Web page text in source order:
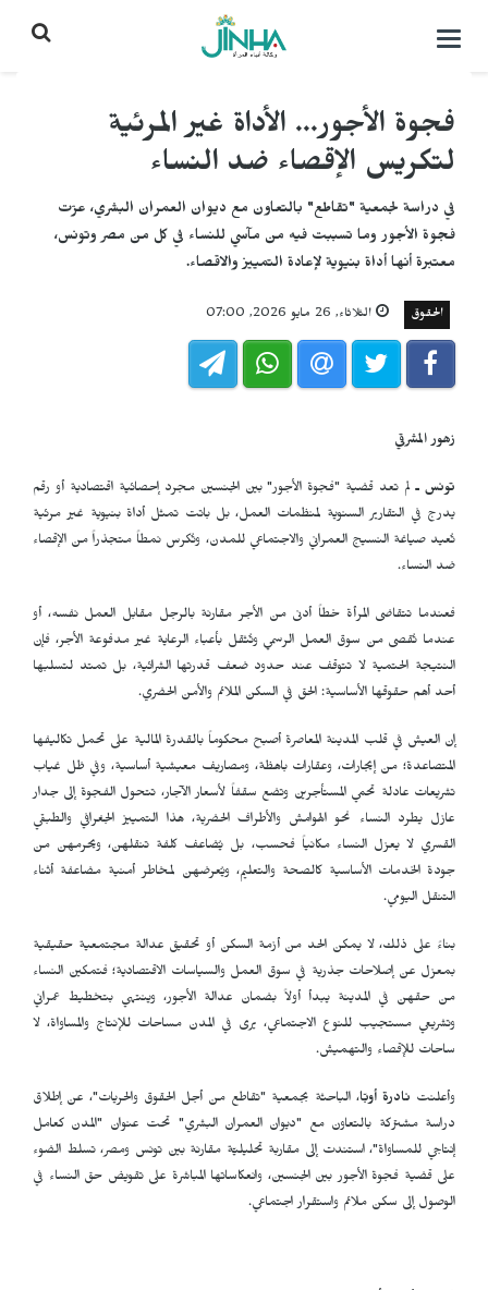
التحكم
فجوة الأجور... الأداة غير المرئية
لتكريس الإقصاء ضد النساء
في دراسة لجمعية "تقاطع" بالتعاون مع ديوان العمران البشري، عرّت
فجوة الأجور وما تسببت فيه من مآسي للنساء في كل من مصر وتونس،
معتبرة أنها أداة بنيوية لإعادة التمييز والاقصاء.
الحقوق الثلاثاء, 26 مايو 2026, 07:00
زهور المشرقي
تونس ـلم تعد قضية "فجوة الأجور" بين الجنسين مجرد إحصائية اقتصادية أو رقم
يدرج في التقارير السنوية لمنظمات العمل، بل باتت تمثل أداة بنيوية غير مرئية
تُعيد صياغة النسيج العمراني والاجتماعي للمدن، وتُكرس نمطاً متجذراً من الإقصاء
ضد النساء.
فعندما تتقاضى المرأة خطاً أدنى من الأجر مقارنة بالرجل مقابل العمل نفسه، أو
عندما تُقصى من سوق العمل الرسمي وتُثقل بأعباء الرعاية غير مدفوعة الأجر، فإن
النتيجة الحتمية لا تتوقف عند حدود ضعف قدرتها الشرائية، بل تمتد لتسلبها
أحد أهم حقوقها الأساسية: الحق في السكن الملائم والأمن الحضري.
إن العيش في قلب المدينة المعاصرة أصبح محكوماً بالقدرة المالية على تحمل تكاليفها
المتصاعدة؛ من إيجارات، وعقارات باهظة، ومصاريف معيشية أساسية، وفي ظل غياب
تشريعات عادلة تحمي المستأجرين وتضع سقفاً لأسعار الآجار، تتحول الفجوة إلى جدار
عازل يطرد النساء نحو الهوامش والأطراف الحضرية، هذا التمييز الجغرافي والطبقي
القسري لا يعزل النساء مكانياً فحسب، بل يُضاعف كلفة تنقلهن، ويحرمهن من
جودة الخدمات الأساسية كالصحة والتعليم، ويُعرضهن لمخاطر أمنية مضاعفة أثناء
التنقل اليومي.
بناءً على ذلك، لا يمكن الحد من أزمة السكن أو تحقيق عدالة مجتمعية حقيقية
بمعزل عن إصلاحات جذرية في سوق العمل والسياسات الاقتصادية؛ فتمكين النساء
من حقهن في المدينة يبدأ أولاً بضمان عدالة الأجور، وينتهي بتخطيط عمراني
وتشريعي مستجيب للنوع الاجتماعي، يرى في المدن مساحات للإنتاج والمساواة، لا
ساحات للإقصاء والتهميش.
وأعلنت نادرة أوبّا، الباحثة بجمعية "تقاطع من أجل الحقوق والحريات"، عن إطلاق
دراسة مشتركة بالتعاون مع "ديوان العمران البشري" تحت عنوان "المدن كعامل
إنتاجي للمساواة"، استندت إلى مقاربة تحليليّة مقارنة بين تونس ومصر، تسلط الضوء
على قضية فجوة الأجور بين الجنسين، وانعكاساتها المباشرة على تقويض حق النساء في
الوصول إلى سكن ملائم واستقرار اجتماعي.